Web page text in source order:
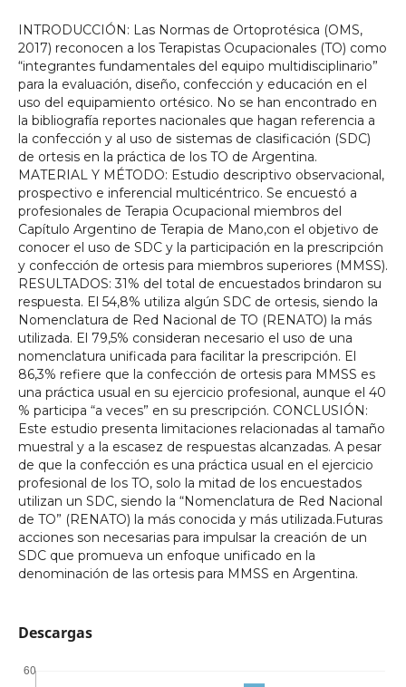
INTRODUCCIÓN: Las Normas de Ortoprotésica (OMS,
2017) reconocen a los Terapistas Ocupacionales (TO) como
“integrantes fundamentales del equipo multidisciplinario”
para la evaluación, diseño, confección y educación en el
uso del equipamiento ortésico. No se han encontrado en
la bibliografía reportes nacionales que hagan referencia a
la confección y al uso de sistemas de clasificación (SDC)
de ortesis en la práctica de los TO de Argentina.
MATERIAL Y MÉTODO: Estudio descriptivo observacional,
prospectivo e inferencial multicéntrico. Se encuestó a
profesionales de Terapia Ocupacional miembros del
Capítulo Argentino de Terapia de Mano,con el objetivo de
conocer el uso de SDC y la participación en la prescripción
y confección de ortesis para miembros superiores (MMSS).
RESULTADOS: 31% del total de encuestados brindaron su
respuesta. El 54,8% utiliza algún SDC de ortesis, siendo la
Nomenclatura de Red Nacional de TO (RENATO) la más
utilizada. El 79,5% consideran necesario el uso de una
nomenclatura unificada para facilitar la prescripción. El
86,3% refiere que la confección de ortesis para MMSS es
una práctica usual en su ejercicio profesional, aunque el 40
% participa “a veces” en su prescripción. CONCLUSIÓN:
Este estudio presenta limitaciones relacionadas al tamaño
muestral y a la escasez de respuestas alcanzadas. A pesar
de que la confección es una práctica usual en el ejercicio
profesional de los TO, solo la mitad de los encuestados
utilizan un SDC, siendo la “Nomenclatura de Red Nacional
de TO” (RENATO) la más conocida y más utilizada.Futuras
acciones son necesarias para impulsar la creación de un
SDC que promueva un enfoque unificado en la
denominación de las ortesis para MMSS en Argentina.
Descargas